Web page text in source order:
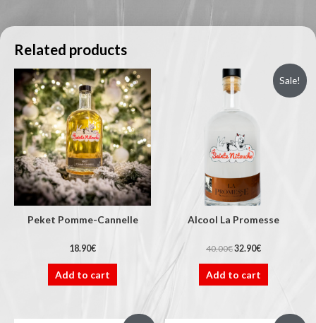
Related products
Peket Pomme-Cannelle
18.90€
Add to cart
Sale!
Alcool La Promesse
40.00€32.90€
Add to cart